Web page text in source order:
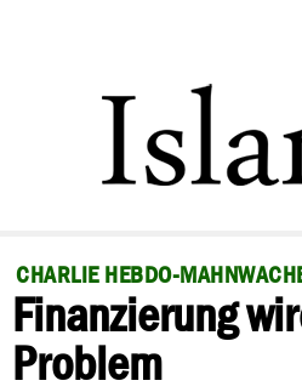
POLITIK
GESELLSCHAFT
RECHT
FEUILLETON
CHARLIE HEBDO-
Finanzierung
Problem